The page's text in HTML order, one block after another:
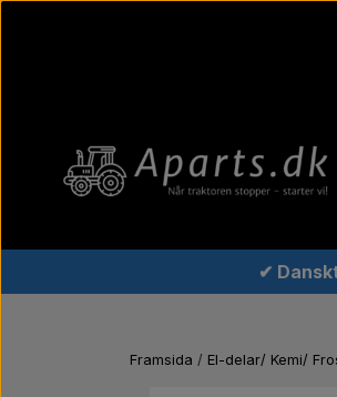
✔
Framsida El-delar/ Kemi/